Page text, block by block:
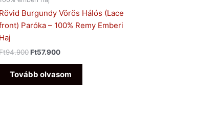
Rövid Burgundy Vörös Hálós (Lace
Paróka – 100% Remy Emberi
Haj
94.900 Ft57.900
Tovább olvasom